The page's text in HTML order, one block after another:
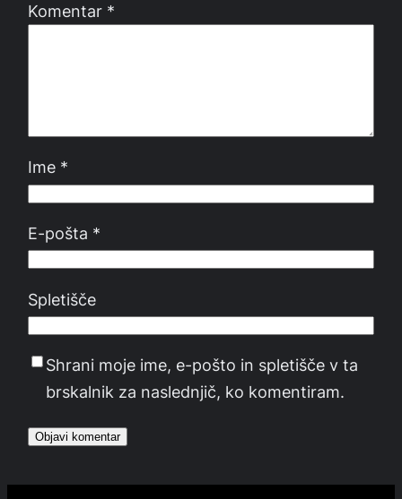
Komentar *
Ime *
E-pošta *
Spletišče
Shrani moje ime, e-pošto in spletišče v ta
brskalnik za naslednjič, ko komentiram.